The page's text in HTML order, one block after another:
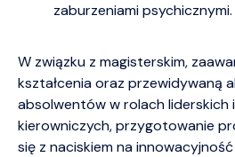
zaburzeniami psychicznymi.
W związku z magisterskim,
kształcenia oraz przewidywaną
absolwentów w rolach liderskich
kierowniczych, przygotowanie
się z naciskiem na